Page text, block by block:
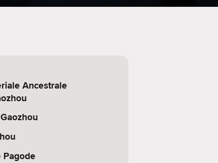
Ancestrale
Pagode